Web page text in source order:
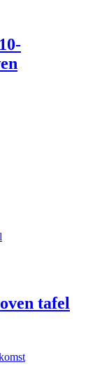
tafel